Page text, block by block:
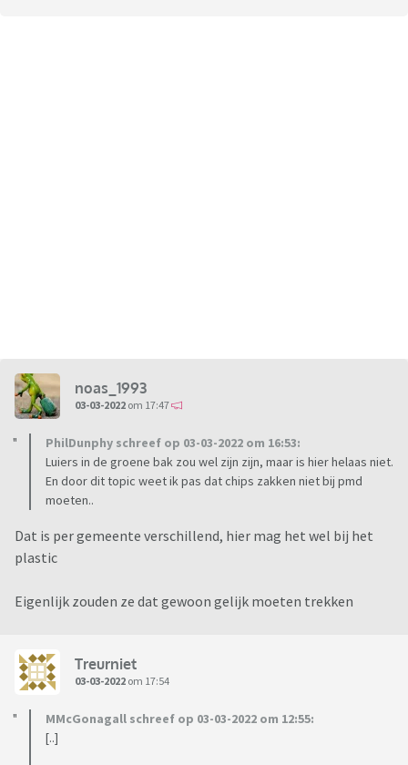
noas_1993
03-03-2022 om 17:47
PhilDunphy schreef op 03-03-2022 om 16:53:
Luiers in de groene bak zou wel zijn zijn, maar is hier helaas niet.
En door dit topic weet ik pas dat chips zakken niet bij pmd
moeten..
Dat is per gemeente verschillend, hier mag het wel bij het
plastic
Eigenlijk zouden ze dat gewoon gelijk moeten trekken
Treurniet
03-03-2022 om 17:54
MMcGonagall schreef op 03-03-2022 om 12:55:
[..]